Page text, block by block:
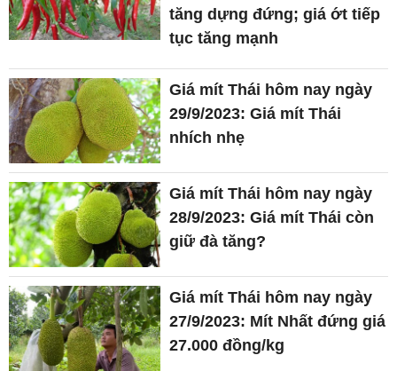
tăng dựng đứng; giá ớt tiếp
tục tăng mạnh
Giá mít Thái hôm nay ngày
29/9/2023: Giá mít Thái
nhích nhẹ
Giá mít Thái hôm nay ngày
28/9/2023: Giá mít Thái còn
giữ đà tăng?
Giá mít Thái hôm nay ngày
27/9/2023: Mít Nhất đứng giá
27.000 đồng/kg